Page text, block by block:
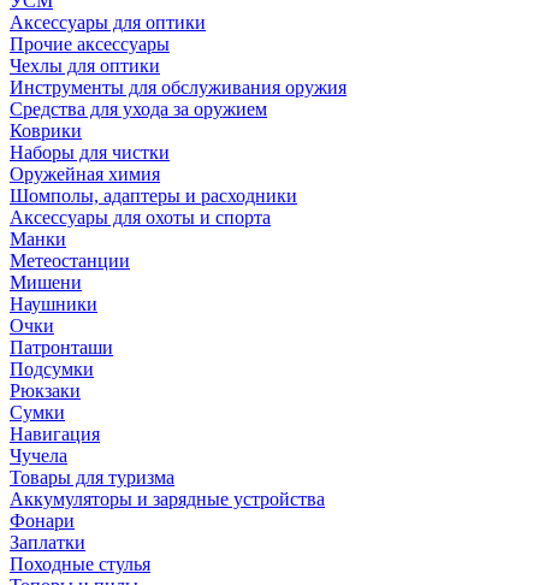
Аксессуары для оптики
Прочие аксессуары
Чехлы для оптики
Инструменты для обслуживания оружия
Средства для ухода за оружием
Коврики
Наборы для чистки
Оружейная химия
Шомполы, адаптеры и расходники
Аксессуары для охоты и спорта
Манки
Метеостанции
Мишени
Наушники
Очки
Патронташи
Подсумки
Рюкзаки
Сумки
Навигация
Чучела
Товары для туризма
Аккумуляторы и зарядные устройства
Фонари
Заплатки
Походные стулья